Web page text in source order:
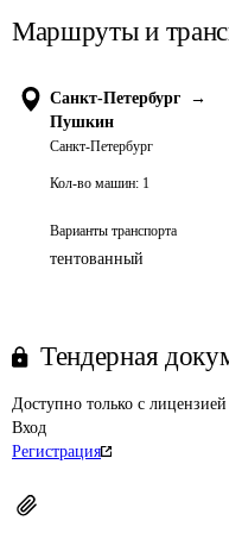
Маршруты и
Санкт-Петербург
→
Пушкин
Санкт-Петербург
Кол-во машин: 1
Варианты транспорта
тентованный
Тендерная
Доступно только с
Вход
Регистрация